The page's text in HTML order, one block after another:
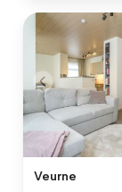
Veurne